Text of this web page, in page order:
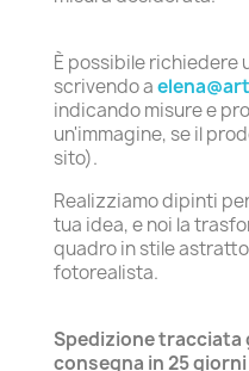
È possibile richiedere
scrivendo a
indicando misure e
un'immagine, se il
sito).
Realizziamo dipinti
tua idea, e noi la
quadro in stile
fotorealista.
Spedizione
consegna in 25